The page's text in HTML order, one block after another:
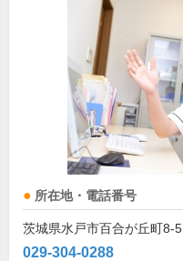
所在地・電話番号
茨城県水戸市百合が丘町8-5
029-304-0288